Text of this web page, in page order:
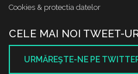
Cookies & protectia datelor
CELE MAI NOI TWEET-
URMĂREŞTE-NE PE